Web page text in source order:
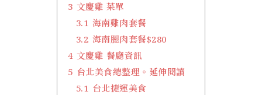
3 文慶雞 菜單
3.1 海南雞肉套餐
3.2 海南腿肉套餐$280
4 文慶雞 餐廳資訊
5 台北美食總整理。延伸閱讀
5.1 台北捷運美食